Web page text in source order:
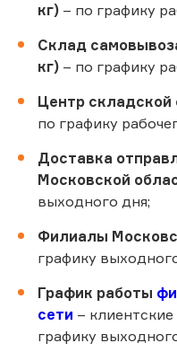
кг) – по графику
Склад
кг) – по графику
Центр складской
по графику
Доставка
Московской
выходного дня;
Филиалы
графику
График работы
сети –
графику